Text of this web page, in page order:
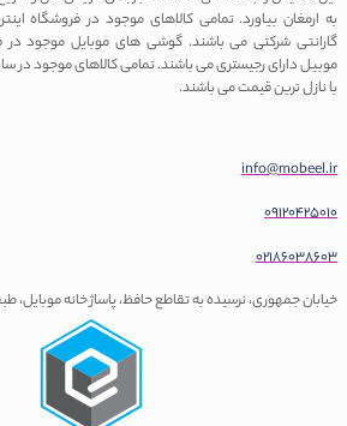
ارمغان بیاورد. تمامی کالاهای موجود در فروشگاه
شرکتی می باشند. گوشی های موبایل موجود در
دارای رجیستری می باشند. تمامی کالاهای موجود در
نازل ترین قیمت می باشند.
جمهوری، نرسیده به تقاطع حافظ، پاساژ خانه موبایل، طبقه